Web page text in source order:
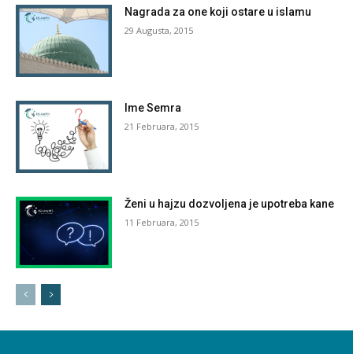
Nagrada za one koji ostare u islamu
29 Augusta, 2015
Ime Semra
21 Februara, 2015
Ženi u hajzu dozvoljena je upotreba kane
11 Februara, 2015